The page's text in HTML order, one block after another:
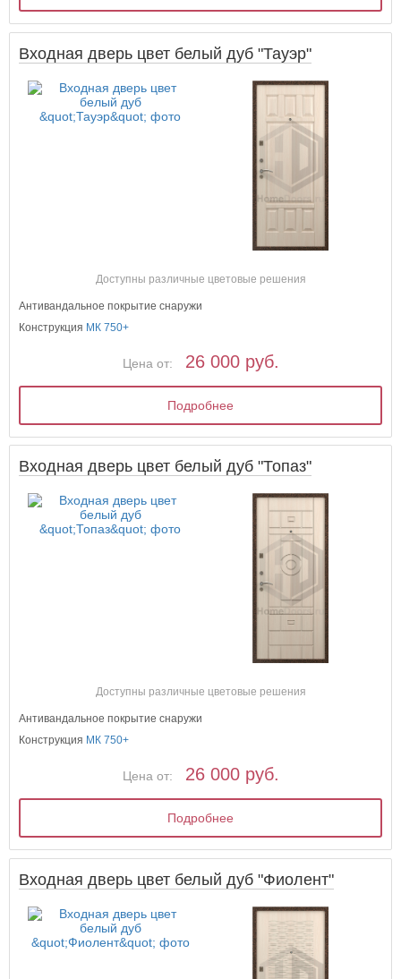
Входная дверь цвет белый дуб "Тауэр"
Доступны различные цветовые решения
Антивандальное покрытие снаружи
Конструкция МК 750+
Цена от: 26 000 руб.
Подробнее
Входная дверь цвет белый дуб "Топаз"
Доступны различные цветовые решения
Антивандальное покрытие снаружи
Конструкция МК 750+
Цена от: 26 000 руб.
Подробнее
Входная дверь цвет белый дуб "Фиолент"